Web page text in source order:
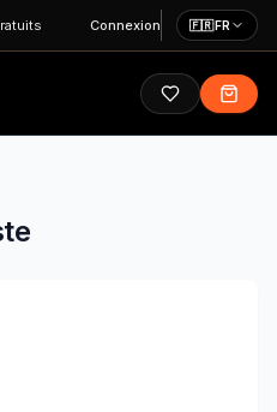
Connexion 🇫🇷FR